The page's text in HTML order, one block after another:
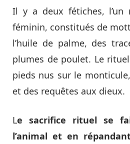
Il y a deux fétiches, l’un
féminin, constitués de
l’huile de palme, des
plumes de poulet. Le
pieds nus sur le
et des requêtes aux dieux.
Le sacrifice rituel se
l’animal et en